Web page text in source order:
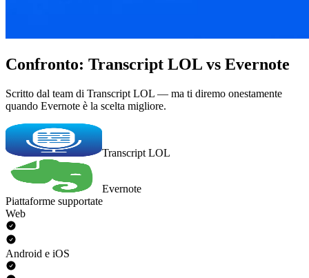
Confronto: Transcript LOL vs Evernote
Scritto dal team di Transcript LOL — ma ti diremo onestamente
quando Evernote è la scelta migliore.
Transcript LOL
Evernote
Piattaforme supportate
Web
Android e iOS